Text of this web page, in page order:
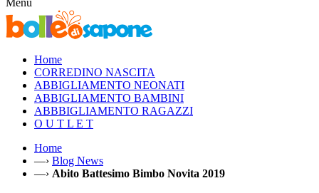
Home
CORREDINO NASCITA
ABBIGLIAMENTO NEONATI
ABBIGLIAMENTO BAMBINI
ABBBIGLIAMENTO RAGAZZI
O U T L E T
Home
—› Blog News
—› Abito Battesimo Bimbo Novita 2019